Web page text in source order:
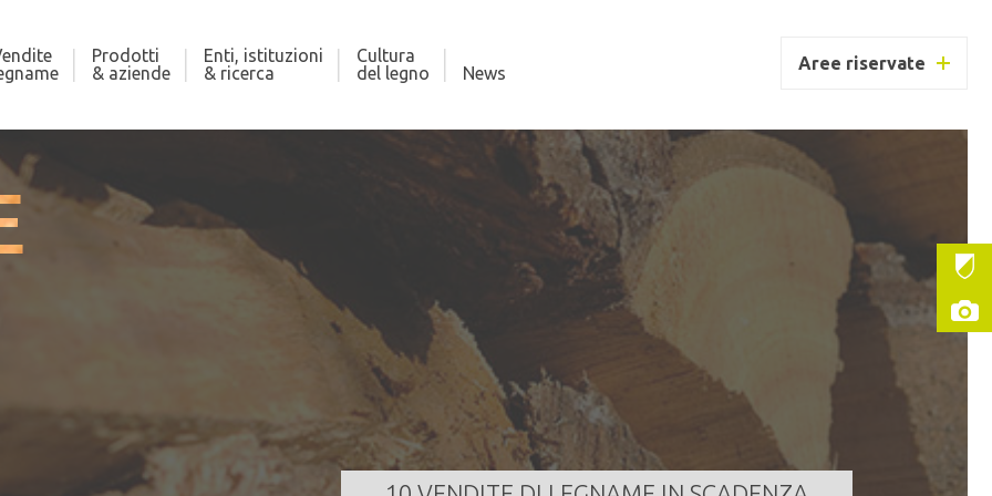
Prodotti
& aziende
Enti, istituzioni
& ricerca
Cultura
del legno
News Aree riservate
ASUC BORZAGO
Quantità
186,000 m³
Data scadenza
07/08/2026 11:30:00
LEGGI TUTTO